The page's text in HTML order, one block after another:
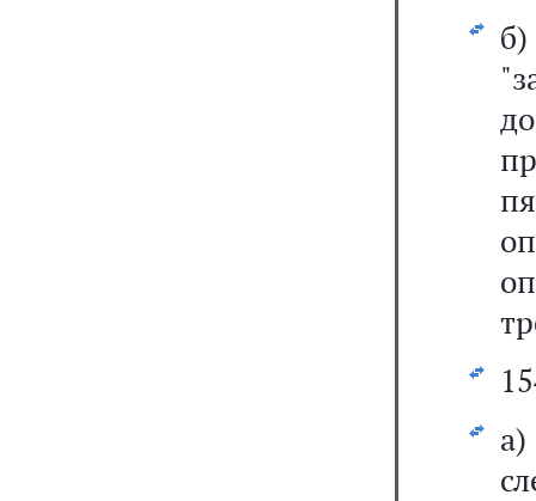
а)